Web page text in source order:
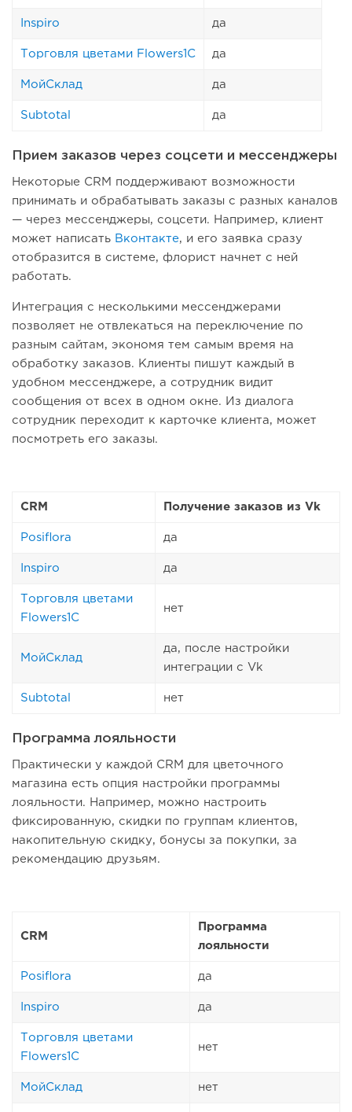
Inspiro да
Торговля цветами Flowers1C да
МойСклад да
Subtotal да
Прием заказов через соцсети и мессенджеры
Некоторые CRM поддерживают возможности
принимать и обрабатывать заказы с разных каналов
— через мессенджеры, соцсети. Например, клиент
может написать Вконтакте, и его заявка сразу
отобразится в системе, флорист начнет с ней
работать.
Интеграция с несколькими мессенджерами
позволяет не отвлекаться на переключение по
разным сайтам, экономя тем самым время на
обработку заказов. Клиенты пишут каждый в
удобном мессенджере, а сотрудник видит
сообщения от всех в одном окне. Из диалога
сотрудник переходит к карточке клиента, может
посмотреть его заказы.
CRM Получение заказов из Vk
Posiflora да
Inspiro да
Торговля цветами
Flowers1C
нет
МойСклад
да, после настройки
интеграции с Vk
Subtotal нет
Программа лояльности
Практически у каждой CRM для цветочного
магазина есть опция настройки программы
лояльности. Например, можно настроить
фиксированную, скидки по группам клиентов,
накопительную скидку, бонусы за покупки, за
рекомендацию друзьям.
CRM
Программа
лояльности
Posiflora да
Inspiro да
Торговля цветами
Flowers1C
нет
МойСклад нет